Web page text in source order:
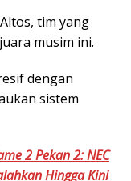
tim yang
musim ini.
dengan
sistem
2 Pekan 2: NEC
Hingga Kini